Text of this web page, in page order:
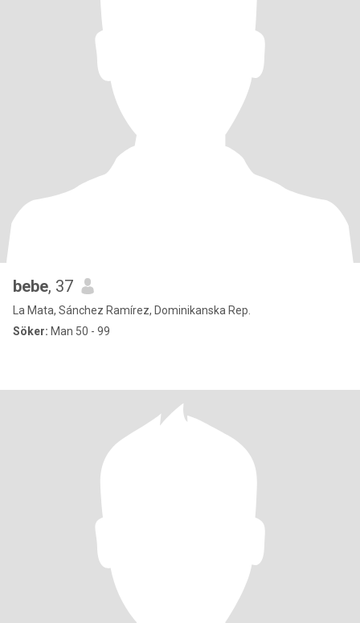
bebe, 37
La Mata, Sánchez Ramírez, Dominikanska Rep.
Söker: Man 50 - 99